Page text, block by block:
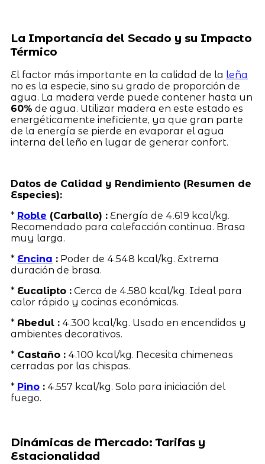
La Importancia del Secado y su Impacto
Térmico
El factor más importante en la calidad de la leña
no es la especie, sino su grado de proporción de
agua. La madera verde puede contener hasta un
60% de agua. Utilizar madera en este estado es
energéticamente ineficiente, ya que gran parte
de la energía se pierde en evaporar el agua
interna del leño en lugar de generar confort.
Datos de Calidad y Rendimiento (Resumen de
Especies):
* Roble (Carballo) :Energía de 4.619 kcal/kg.
Recomendado para calefacción continua. Brasa
muy larga.
* Encina :Poder de 4.548 kcal/kg. Extrema
duración de brasa.
* Eucalipto :Cerca de 4.580 kcal/kg. Ideal para
calor rápido y cocinas económicas.
* Abedul :4.300 kcal/kg. Usado en encendidos y
ambientes decorativos.
* Castaño :4.100 kcal/kg. Necesita chimeneas
cerradas por las chispas.
* Pino:4.557 kcal/kg. Solo para iniciación del
fuego.
Dinámicas de Mercado: Tarifas y
Estacionalidad